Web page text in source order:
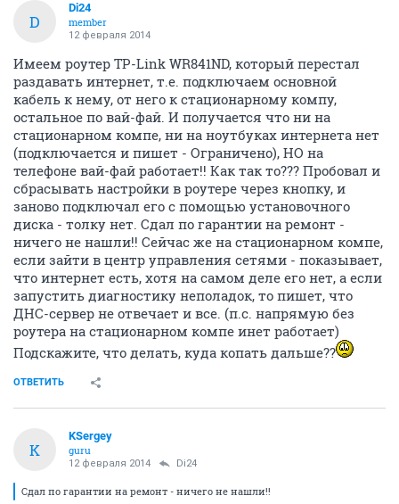
D
Di24
member
12 февраля 2014
Имеем роутер TP-Link WR841ND, который перестал
раздавать интернет, т.е. подключаем основной
кабель к нему, от него к стационарному компу,
остальное по вай-фай. И получается что ни на
стационарном компе, ни на ноутбуках интернета нет
(подключается и пишет - Ограничено), НО на
телефоне вай-фай работает!! Как так то??? Пробовал и
сбрасывать настройки в роутере через кнопку, и
заново подключал его с помощью установочного
диска - толку нет. Сдал по гарантии на ремонт -
ничего не нашли!! Сейчас же на стационарном компе,
если зайти в центр управления сетями - показывает,
что интернет есть, хотя на самом деле его нет, а если
запустить диагностику неполадок, то пишет, что
ДНС-сервер не отвечает и все. (п.с. напрямую без
роутера на стационарном компе инет работает)
Подскажите, что делать, куда копать дальше??
ОТВЕТИТЬ
K
KSergey
guru
12 февраля 2014 Di24
Сдал по гарантии на ремонт - ничего не нашли!!